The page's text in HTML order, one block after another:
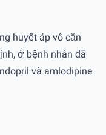
huyết áp vô căn
ở bệnh nhân đã
và amlodipine